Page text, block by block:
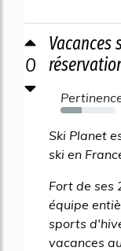
0
Vacances
38%
Ski Planet
ski en
Fort de ses
équipe
sports
vacances